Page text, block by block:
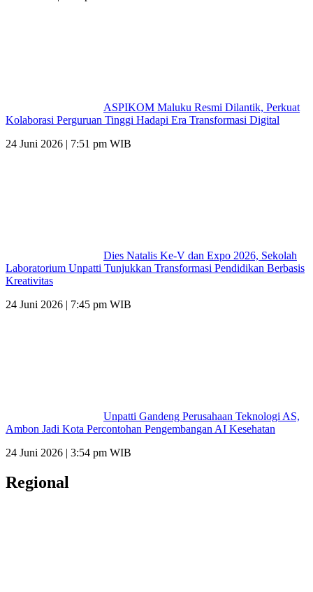
ASPIKOM Maluku Resmi Dilantik, Perkuat
Kolaborasi Perguruan Tinggi Hadapi Era Transformasi Digital
24 Juni 2026 | 7:51 pm WIB
Dies Natalis Ke-V dan Expo 2026, Sekolah
Laboratorium Unpatti Tunjukkan Transformasi Pendidikan Berbasis
Kreativitas
24 Juni 2026 | 7:45 pm WIB
Unpatti Gandeng Perusahaan Teknologi AS,
Ambon Jadi Kota Percontohan Pengembangan AI Kesehatan
24 Juni 2026 | 3:54 pm WIB
Regional